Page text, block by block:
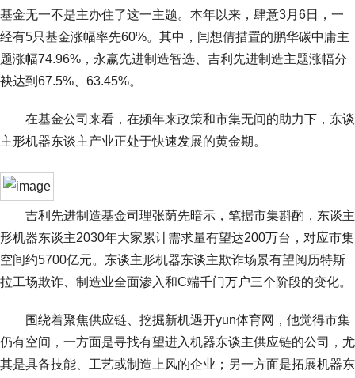
基金无一不是主办住了这一主题。本年以来，肆意3月6日，一
经有5只基金涨幅率先60%。其中，闫想倩措置的鹏华碳中庸主
题涨幅74.96%，永赢先进制造智选、吉利先进制造主题涨幅分
袂达到67.5%、63.45%。
在基金公司来看，在频年来政策和市集无间的助力下，东谈
主形机器东谈主产业正处于快速发展的黄金期。
吉利先进制造基金司理张荫先暗示，笔据市集斟酌，东谈主
形机器东谈主2030年大家累计需求量有望达200万台，对应市集
空间约5700亿元。东谈主形机器东谈主欺诈场景有望阅历特斯
拉工场欺诈、制造业全面渗入和C端千门万户三个阶段的变化。
围绕着聚焦供应链、挖掘新机遇开yun体育网，他觉得市集
仍有空间，一方面是寻找有望进入机器东谈主供应链的公司，尤
其是具备技能、工艺或制造上风的企业；另一方面是拓展机器东